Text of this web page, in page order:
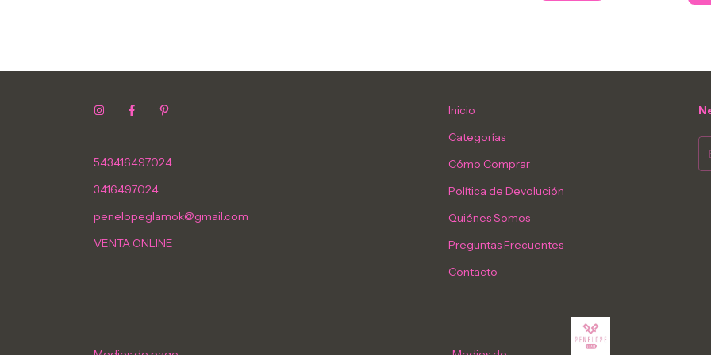
543416497024
3416497024
penelopeglamok@gmail.com
VENTA ONLINE
Inicio
Categorías
Cómo Comprar
Política de Devolución
Quiénes Somos
Preguntas Frecuentes
Contacto